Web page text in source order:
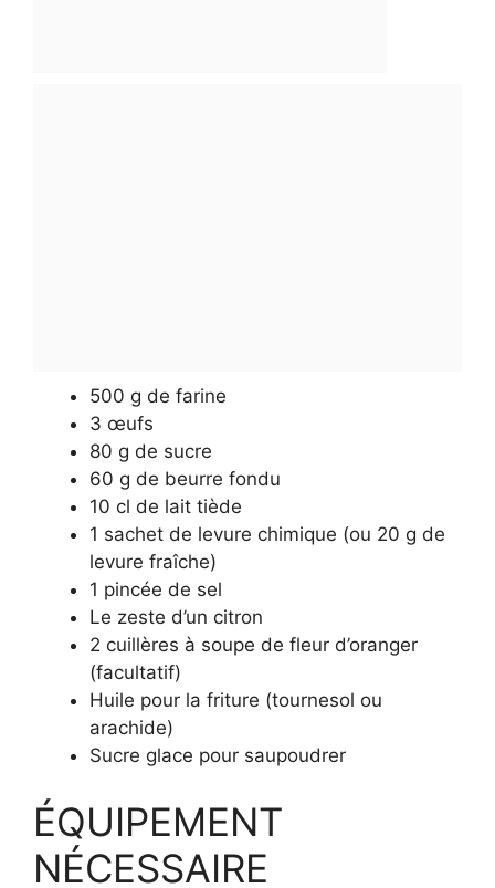
500 g de farine
3 œufs
80 g de sucre
60 g de beurre fondu
10 cl de lait tiède
1 sachet de levure chimique (ou 20 g de
levure fraîche)
1 pincée de sel
Le zeste d’un citron
2 cuillères à soupe de fleur d’oranger
(facultatif)
Huile pour la friture (tournesol ou
arachide)
Sucre glace pour saupoudrer
ÉQUIPEMENT
NÉCESSAIRE